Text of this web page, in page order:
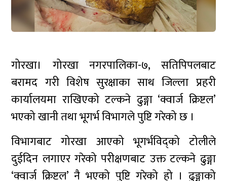
गोरखा। गोरखा नगरपालिका-७, सतिपिपलबाट
बरामद गरी विशेष सुरक्षाका साथ जिल्ला प्रहरी
कार्यालयमा राखिएको टल्कने ढुङ्गा ‘क्वार्ज क्रिष्टल’
भएको खानी तथा भूगर्भ विभागले पुष्टि गरेको छ ।
विभागबाट गोरखा आएको भूगर्भविद्को टोलीले
दुईदिन लगाएर गरेको परीक्षणबाट उक्त टल्कने ढुङ्गा
‘क्वार्ज क्रिष्टल’ नै भएको पुष्टि गरेको हो । ढुङ्गाको